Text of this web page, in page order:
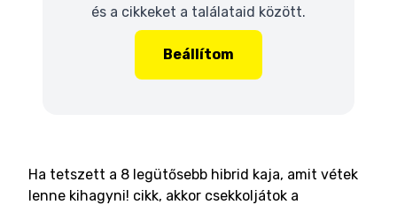
és a cikkeket a találataid között.
Beállítom
Ha tetszett a 8 legütősebb hibrid kaja, amit vétek
lenne kihagyni! cikk, akkor csekkoljátok a